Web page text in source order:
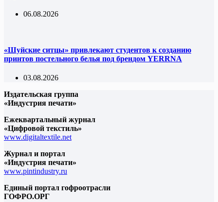
06.08.2026
«Шуйские ситцы» привлекают студентов к созданию
принтов постельного белья под брендом YERRNA
03.08.2026
Издательская группа
«Индустрия печати»
Ежеквартальный журнал
«Цифровой текстиль»
www.digitaltextile.net
Журнал и портал
«Индустрия печати»
www.pintindustry.ru
Единый портал гофроотрасли
ГОФРО.ОРГ